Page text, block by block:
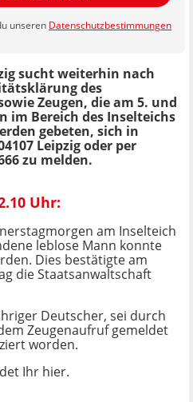
unseren Datenschutzbestimmungen
sucht weiterhin nach
des
Zeugen, die am 5. und
im Bereich des Inselteichs
gebeten, sich in
Leipzig oder per
zu melden.
Uhr:
am Inselteich
leblose Mann konnte
Dies bestätigte am
die Staatsanwaltschaft
Deutscher, sei durch
Zeugenaufruf gemeldet
worden.
Ihr hier.